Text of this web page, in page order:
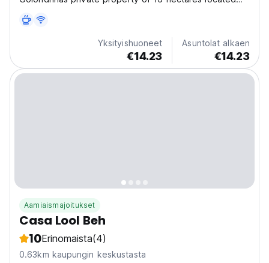
world heritage site and on the historic Indian Chapel
Route or The old royal inland road. In addition...
Yksityishuoneet
€14.23
Asuntolat alkaen
€14.23
Aamiaismajoitukset
Casa Lool Beh
10Erinomaista(4)
0.63km kaupungin keskustasta